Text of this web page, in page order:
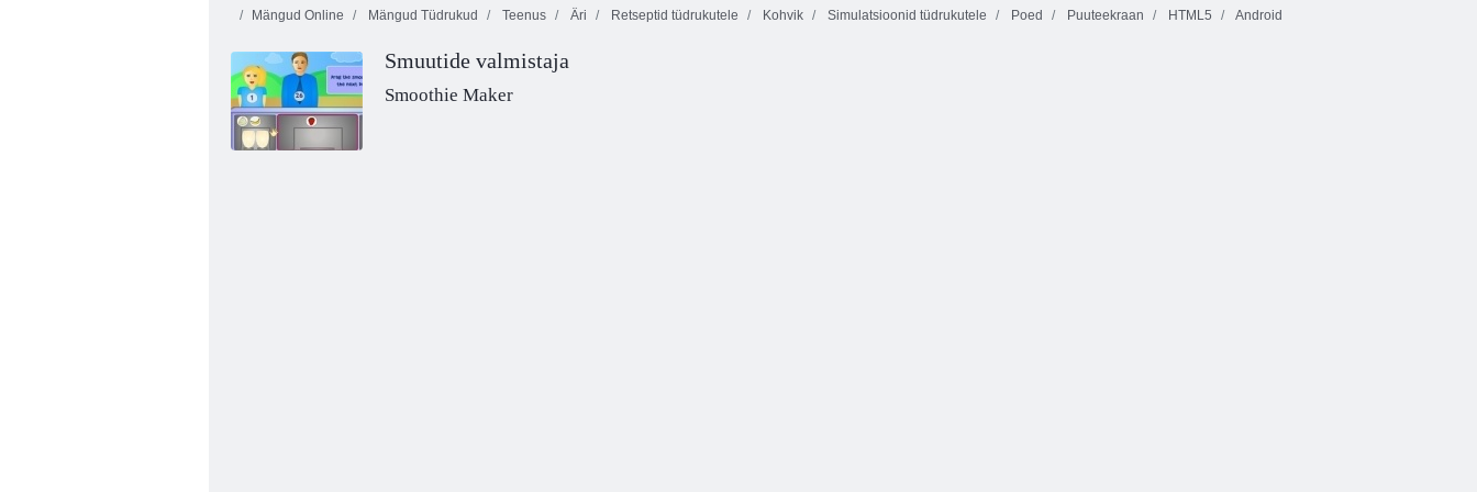
Merge Magnat
Ideaalne pood
Mängud Online Mängud Tüdrukud Teenus Äri Retseptid tüdrukutele Kohvik Simulatsioonid tüdrukutele Poed Puuteekraan HTML5 Android
Smuutide valmistaja
Smoothie Maker